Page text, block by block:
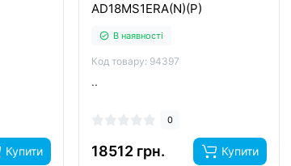
Купити
AD18MS1ERA(N)(P)
В наявності
Код товару: 94397
..
0
18512 грн. Купити